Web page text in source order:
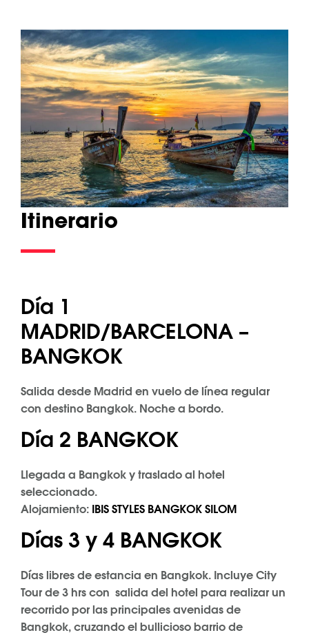
Itinerario
Día 1
MADRID/BARCELONA –
BANGKOK
Salida desde Madrid en vuelo de línea regular
con destino Bangkok. Noche a bordo.
Día 2 BANGKOK
Llegada a Bangkok y traslado al hotel
seleccionado.
Alojamiento: IBIS STYLES BANGKOK SILOM
Días 3 y 4 BANGKOK
Días libres de estancia en Bangkok. Incluye City
Tour de 3 hrs con salida del hotel para realizar un
recorrido por las principales avenidas de
Bangkok, cruzando el bullicioso barrio de